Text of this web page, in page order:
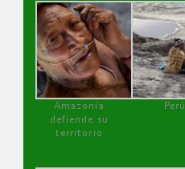
Amazonía
defiende su
territorio
Perú